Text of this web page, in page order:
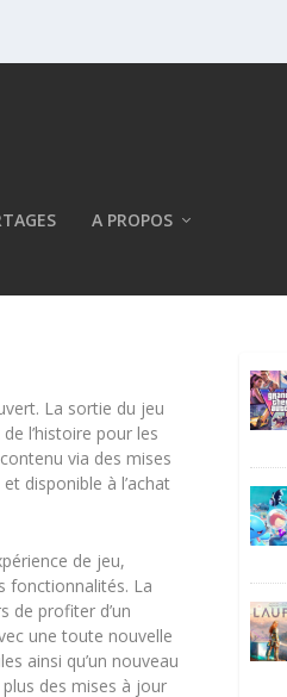
A PROPOS
La sortie du jeu
l’histoire pour les
via des mises
disponible à l’achat
de jeu,
fonctionnalités. La
de profiter d’un
une toute nouvelle
ainsi qu’un nouveau
des mises à jour